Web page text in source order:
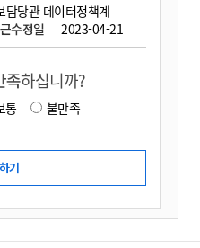
담당관 데이터정책계
수정일 2023-04-21
족하십니까?
통
불만족